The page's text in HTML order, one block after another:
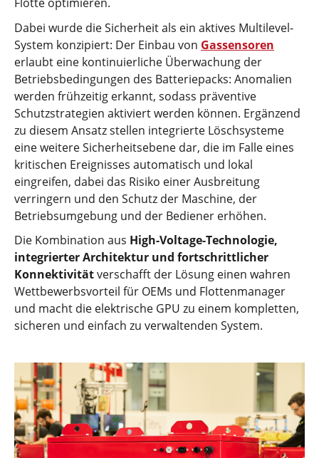
Dabei wurde die Sicherheit als ein aktives Multilevel-
System konzipiert: Der Einbau von Gassensoren
erlaubt eine kontinuierliche Überwachung der
Betriebsbedingungen des Batteriepacks: Anomalien
werden frühzeitig erkannt, sodass präventive
Schutzstrategien aktiviert werden können. Ergänzend
zu diesem Ansatz stellen integrierte Löschsysteme
eine weitere Sicherheitsebene dar, die im Falle eines
kritischen Ereignisses automatisch und lokal
eingreifen, dabei das Risiko einer Ausbreitung
verringern und den Schutz der Maschine, der
Betriebsumgebung und der Bediener erhöhen.
Die Kombination aus High-Voltage-Technologie,
integrierter Architektur und fortschrittlicher
Konnektivitätverschafft der Lösung einen wahren
Wettbewerbsvorteil für OEMs und Flottenmanager
und macht die elektrische GPU zu einem kompletten,
sicheren und einfach zu verwaltenden System.